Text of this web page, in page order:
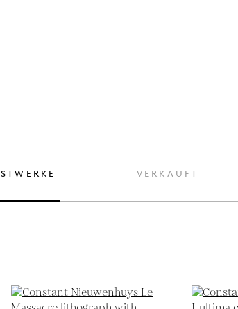
VERKAUFT